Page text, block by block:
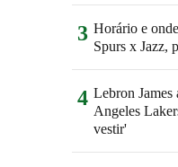
3 Horário e
Spurs x Jazz,
4 Lebron James
Angeles
vestir'